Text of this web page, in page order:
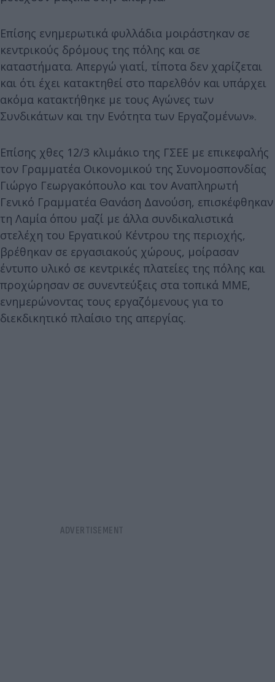
Επίσης ενημερωτικά φυλλάδια μοιράστηκαν σε
κεντρικούς δρόμους της πόλης και σε
καταστήματα. Απεργώ γιατί, τίποτα δεν χαρίζεται
και ότι έχει κατακτηθεί στο παρελθόν και υπάρχει
ακόμα κατακτήθηκε με τους Αγώνες των
Συνδικάτων και την Ενότητα των Εργαζομένων».
Επίσης χθες 12/3 κλιμάκιο της ΓΣΕΕ με επικεφαλής
τον Γραμματέα Οικονομικού της Συνομοσπονδίας
Γιώργο Γεωργακόπουλο και τον Αναπληρωτή
Γενικό Γραμματέα Θανάση Δανούση, επισκέφθηκαν
τη Λαμία όπου μαζί με άλλα συνδικαλιστικά
στελέχη του Εργατικού Κέντρου της περιοχής,
βρέθηκαν σε εργασιακούς χώρους, μοίρασαν
έντυπο υλικό σε κεντρικές πλατείες της πόλης και
προχώρησαν σε συνεντεύξεις στα τοπικά ΜΜΕ,
ενημερώνοντας τους εργαζόμενους για το
διεκδικητικό πλαίσιο της απεργίας.